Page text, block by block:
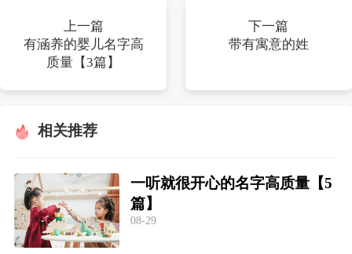
上一篇
有涵养的婴儿名字高
质量【3篇】
下一篇
带有寓意的姓
相关推荐
一听就很开心的名字高质量【5
篇】
08-29